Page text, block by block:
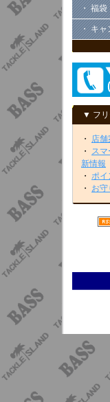
・ 福袋
・ キ
▼ フリ
・ 店舗
・ ス
新情報
・ ポイ
・ お